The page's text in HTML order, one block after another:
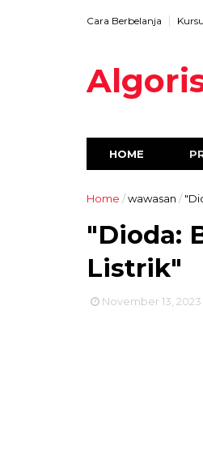
Cara Berbelanja
HOME
Home /wawasan /
"Dioda:
Listrik"
November 13, 2023